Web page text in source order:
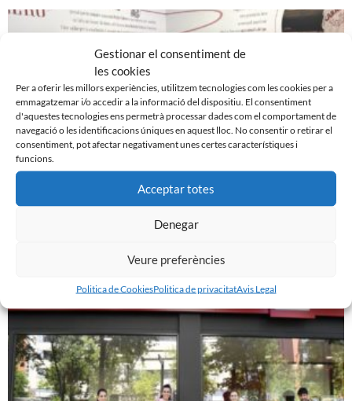
Gestionar el consentiment de
les cookies
Per a oferir les millors experiències, utilitzem tecnologies com les cookies per a
emmagatzemar i/o accedir a la informació del dispositiu. El consentiment
d'aquestes tecnologies ens permetrà processar dades com el comportament de
navegació o les identificacions úniques en aquest lloc. No consentir o retirar el
consentiment, pot afectar negativament unes certes característiques i
funcions.
Acceptar totes
Denegar
Veure preferències
Politica de CookiesPolitica de privacitatAvis Legal
VALERO I EL CE SABADELL CONTINUARAN JUNTS 2